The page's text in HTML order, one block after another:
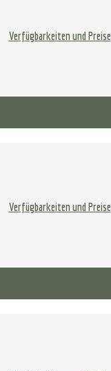
Verfügbarkeiten und Preise
Verfügbarkeiten und Preise